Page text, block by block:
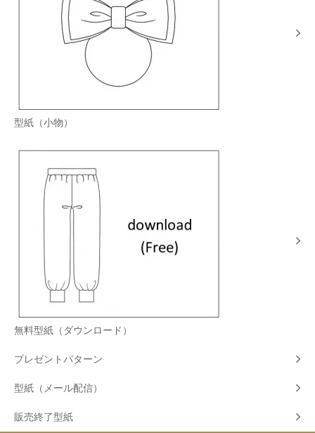
型紙（小物）
無料型紙（ダウンロード）
プレゼントパターン
型紙（メール配信）
販売終了型紙